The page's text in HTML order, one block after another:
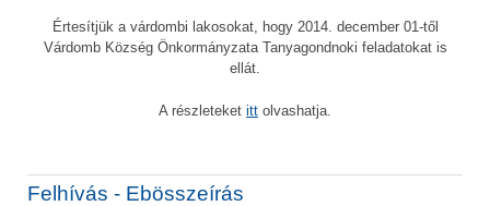
Értesítjük a várdombi lakosokat, hogy 2014. december 01-től
Várdomb Község Önkormányzata Tanyagondnoki feladatokat is
ellát.
A részleteket itt olvashatja.
Felhívás - Ebösszeírás